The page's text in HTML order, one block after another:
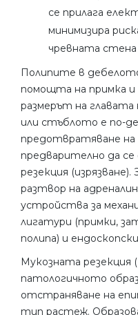
се прилага
минимизира
чревната стена
Полипите в
помощта на примка
размерът на главата
или стъблото е по-
предотвратяване на
предварително да
резекция
разтвор на
устройства за
лигатури (примки,
полипа) и
Мукозната резекция
патологичното
отстраняване на
тип растеж.